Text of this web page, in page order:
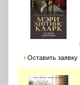
Оставить заявку